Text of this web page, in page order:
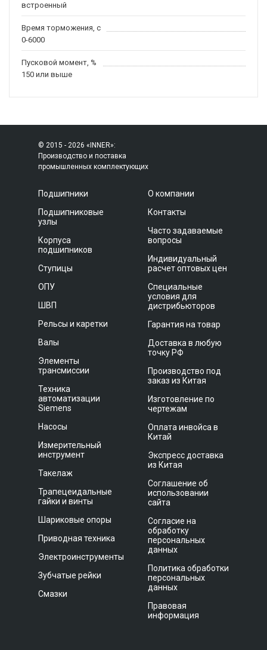
встроенный
Время торможения, с
0-6000
Пусковой момент, %
150 или выше
© 2015 - 2026 «INNER»:
Производство и поставка
промышленных комплектующих
Подшипники
Подшипниковые
узлы
Корпуса
подшипников
Ступицы
ОПУ
ШВП
Рельсы и каретки
Валы
Элементы
трансмиссии
Техника
автоматизации
Siemens
Насосы
Измерительный
инструмент
Такелаж
Трапецеидальные
гайки и винты
Шариковые опоры
Приводная техника
Электроинструменты
Зубчатые рейки
Смазки
О компании
Контакты
Часто задаваемые
вопросы
Индивидуальный
расчет оптовых цен
Специальные
условия для
дистрибьюторов
Гарантия на товар
Доставка в любую
точку РФ
Производство под
заказ из Китая
Изготовление по
чертежам
Оплата инвойса в
Китай
Экспресс доставка
из Китая
Соглашение об
использовании
сайта
Согласие на
обработку
персональных
данных
Политика обработки
персональных
данных
Правовая
информация